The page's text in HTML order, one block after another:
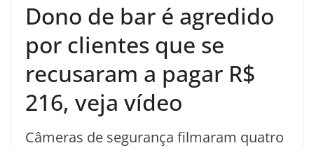
Dono de bar é agredido
por clientes que se
recusaram a pagar R$
216, veja vídeo
Câmeras de segurança filmaram quatro